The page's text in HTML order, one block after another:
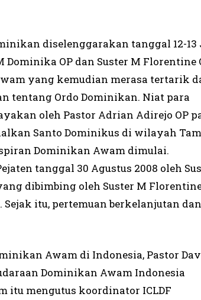
diselenggarakan tanggal 12-13
Dominika OP dan Suster M Florentine
yang kemudian merasa tertarik
tentang Ordo Dominikan. Niat para
oleh Pastor Adrian Adirejo OP
Santo Dominikus di wilayah
Dominikan Awam dimulai.
tanggal 30 Agustus 2008 oleh
dibimbing oleh Suster M
Sejak itu, pertemuan berkelanjutan dan
Awam di Indonesia, Pastor
Dominikan Awam Indonesia
itu mengutus koordinator ICLDF